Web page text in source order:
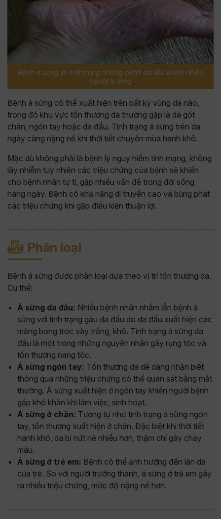
Bệnh á sừng là một trong những bệnh da liễu khiến nhiều
người lo lắng
Bệnh á sừng có thể xuất hiện trên bất kỳ vùng da nào,
trong đó khu vực tổn thương da thường gặp là da gót
chân, ngón tay hoặc da đầu. Tình trạng á sừng trên da
ngày càng nặng nề khi thời tiết chuyển mùa hanh khô.
Mặc dù không phải là bệnh lý nguy hiểm tính mạng, không
lây nhiễm tuy nhiên các triệu chứng của bệnh sẽ khiến
cho bệnh nhân tự ti, gặp nhiều vấn đề trong đời sống
hàng ngày. Bệnh có khả năng di truyền cao và bùng phát
các triệu chứng khi gặp điều kiện thuận lợi.
Phân loại
Bệnh á sừng được phân loại dựa theo vị trí tổn thương da.
Cụ thể:
Á sừng da đầu: Nhiều bệnh nhân nhầm lẫn bệnh á
sừng với tình trạng gàu da đầu do da đầu xuất hiện các
mảng bong tróc vảy trắng, khô. Tình trạng á sừng da
đầu là một trong những nguyên nhân gây rụng tóc và
tổn thương nang tóc.
Á sừng ngón tay: Tổn thương da dễ dàng nhận biết
thông qua những triệu chứng có thể quan sát bằng mắt
thường. Á sừng xuất hiện ở ngón tay khiến người bệnh
gặp khó khăn khi làm việc, sinh hoạt.
Á sừng ở chân: Tương tự như tình trạng á sừng ngón
tay, tổn thương xuất hiện ở chân. Đặc biệt khi thời tiết
hanh khô, da bị nứt nẻ nhiều hơn, thậm chí gây chảy
máu.
Á sừng ở trẻ em: Bệnh có thể ảnh hưởng đến làn da
của trẻ. So với người trưởng thành, á sừng ở trẻ em gây
ra nhiều triệu chứng, mức độ nặng nề hơn.